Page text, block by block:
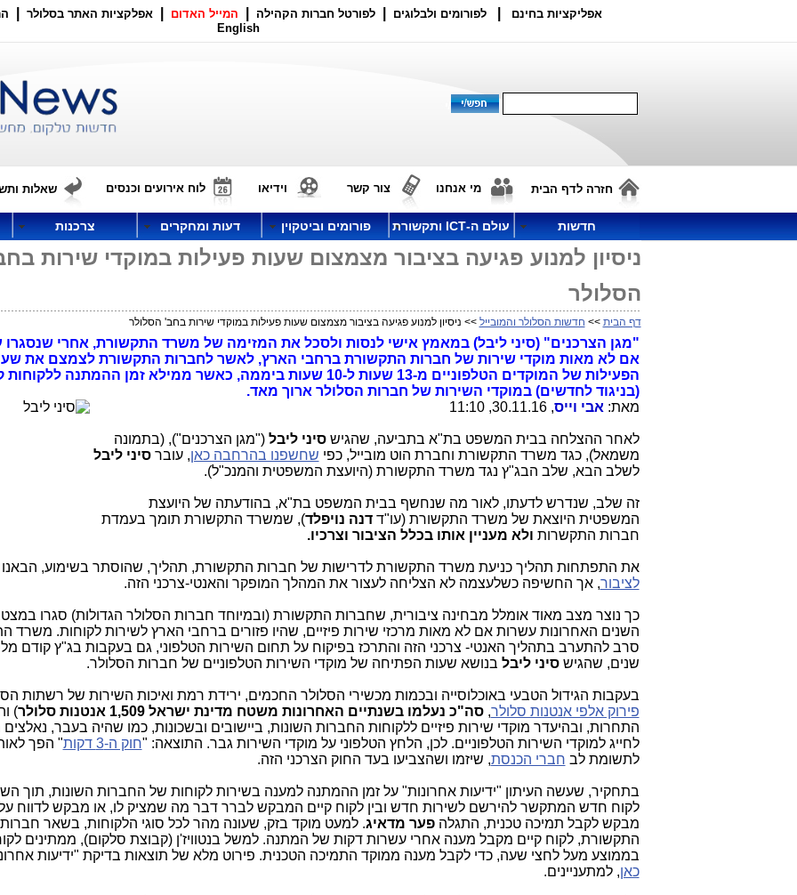
אפליקציות בחינם לפורומים ולבלוגים לפורטל חברות הקהילה המייל האדום אפלקציות האתר בסלולר
English
חזרה לדף הבית מי אנחנו צור קשר וידיאו לוח אירועים וכנסים שאלות
חדשות עולם ה-ICT ותקשורת פורומים וביטקוין דעות ומחקרים צרכנות
ניסיון למנוע פגיעה בציבור מצמצום שעות פעילות במוקדי שירות
הסלולר
דף הבית >> חדשות הסלולר והמובייל >> ניסיון למנוע פגיעה בציבור מצמצום שעות פעילות במוקדי שירות בחב' הסלולר
"מגן הצרכנים" (סיני ליבל) במאמץ אישי לנסות ולסכל את המזימה של משרד התקשורת, אחרי שנסגרו
אם לא מאות מוקדי שירות של חברות התקשורת ברחבי הארץ, לאשר לחברות התקשורת לצמצם את
הפעילות של המוקדים הטלפוניים מ-13 שעות ל-10 שעות ביממה, כאשר ממילא זמן ההמתנה
(בניגוד לחדשים) במוקדי השירות של חברות הסלולר ארוך מאד.
מאת: אבי וייס, 30.11.16, 11:10
לאחר ההצלחה בבית המשפט בת"א בתביעה, שהגישסיני ליבל ("מגן הצרכנים"), (בתמונה
משמאל), כגד משרד התקשורת וחברת הוט מובייל, כפי שחשפנו בהרחבה כאן, עוברסיני ליבל
לשלב הבא, שלב הבג"ץ נגד משרד התקשורת (היועצת המשפטית והמנכ"ל).
זה שלב, שנדרש לדעתו, לאור מה שנחשף בבית המשפט בת"א, בהודעתה של היועצת
המשפטית היוצאת של משרד התקשורת (עו"דדנה נויפלד), שמשרד התקשורת תומך בעמדת
חברות התקשרות ולא מעניין אותו בכלל הציבור וצרכיו.
את התפתחות תהליך כניעת משרד התקשורת לדרישות של חברות התקשורת, תהליך, שהוסתר בשימוע, הבאנו
לציבור, אך החשיפה כשלעצמה לא הצליחה לעצור את המהלך המופקר והאנטי-צרכני הזה.
השנים האחרונות עשרות אם לא מאות מרכזי שירות פיזיים, שהיו פזורים ברחבי הארץ לשירות לקוחות. משרד
סרב להתערב בתהליך האנטי- צרכני הזה והתרכז בפיקוח על תחום השירות הטלפוני, גם בעקבות בג"ץ קודם
שנים, שהגישסיני ליבל בנושא שעות הפתיחה של מוקדי השירות הטלפוניים של חברות הסלולר.
בעקבות הגידול הטבעי באוכלוסייה ובכמות מכשירי הסלולר החכמים, ירידת רמת ואיכות השירות של רשתות
פירוק אלפי אנטנות סלולר,סה"כ נעלמו בשנתיים האחרונות משטח מדינת ישראל 1,509 אנטנות סלולר
)
התחרות, ובהיעדר מוקדי שירות פיזיים ללקוחות החברות השונות, ביישובים ובשכונות, כמו שהיה בעבר,
לחייג למוקדי השירות הטלפוניים. לכן, הלחץ הטלפוני על מוקדי השירות גבר. התוצאה: "חוק ה-3 דקות
" הפך
לתשומת לב חברי הכנסת, שיזמו ושהצביעו בעד החוק הצרכני הזה.
בתחקיר, שעשה העיתון "ידיעות אחרונות" על זמן ההמתנה למענה בשירות לקוחות של החברות השונות, תוך
לקוח חדש המתקשר להירשם לשירות חדש ובין לקוח קיים המבקש לברר דבר מה שמציק לו, או מבקש לדווח
מבקש לקבל תמיכה טכנית, התגלהפער מדאיג. למעט מוקד בזק, שעונה מהר לכל סוגי הלקוחות, בשאר חברות
התקשורת, לקוח קיים מקבל מענה אחרי עשרות דקות של המתנה. למשל בנטוויז'ן (קבוצת סלקום), ממתינים
בממוצע מעל לחצי שעה, כדי לקבל מענה ממוקד התמיכה הטכנית. פירוט מלא של תוצאות בדיקת "ידיעות
כאן, למתעניינים.